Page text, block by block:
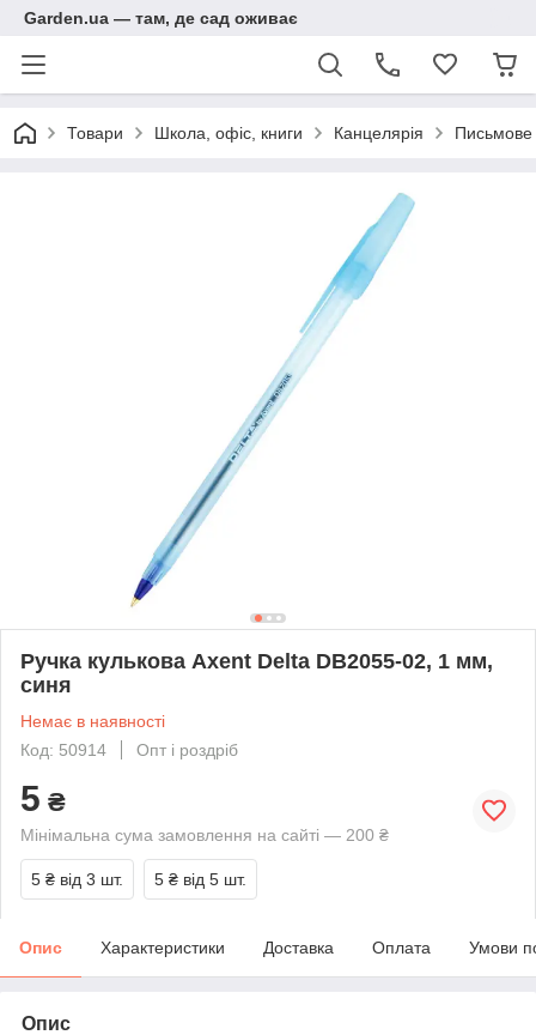
Garden.ua — там, де сад оживає
Товари Школа, офіс, книги Канцелярія
Ручка кулькова Axent Delta DB2055-02, 1 мм,
синя
Немає в наявності
Код: 50914
Опт і роздріб
5 ₴
Мінімальна сума замовлення на сайті — 200 ₴
5 ₴ від 3 шт. 5 ₴ від 5 шт.
Опис Характеристики Доставка Оплата Умови
Опис